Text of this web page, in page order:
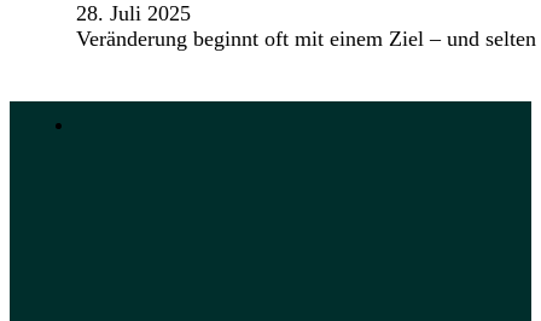
28. Juli 2025
Veränderung beginnt oft mit einem Ziel – und